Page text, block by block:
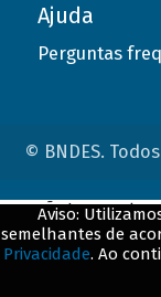
Ajuda
Perguntas
© BNDES.
Aviso:
semelhantes de
Privacidade. Ao
ConteÃºdo
${title}${badge}